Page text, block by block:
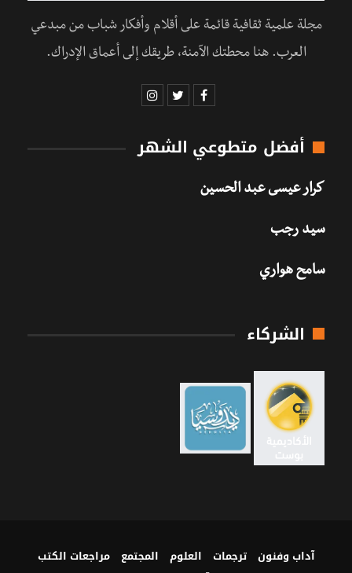
مجلة علمية ثقافية قائمة على أقلام وأفكار شباب من مبدعي
العرب. هنا محطتك الآمنة، طريقك إلى أعماق الإدراك.
أفضل متطوعي الشهر
كرار عيسى عبد الحسين
سيد رجب
سامح هواري
الشركاء
آداب وفنون ترجمات العلوم المجتمع
مراجعات الكتب